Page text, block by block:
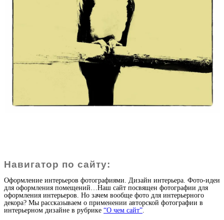
Навигатор по сайту:
Оформление интерьеров фотографиями. Дизайн интерьера. Фото-идеи
для оформления помещений…Наш сайт посвящен фотографии для
оформления интерьеров. Но зачем вообще фото для интерьерного
декора? Мы рассказываем о применении авторской фотографии в
интерьерном дизайне в рубрике “О чем сайт”